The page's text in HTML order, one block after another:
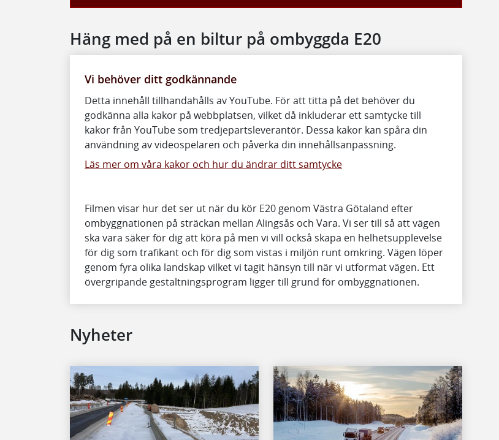
Häng med på en biltur på ombyggda E20
Vi behöver ditt godkännande
Detta innehåll tillhandahålls av YouTube. För att titta på det behöver du
godkänna alla kakor på webbplatsen, vilket då inkluderar ett samtycke till
kakor från YouTube som tredjepartsleverantör. Dessa kakor kan spåra din
användning av videospelaren och påverka din innehållsanpassning.
Läs mer om våra kakor och hur du ändrar ditt samtycke
Filmen visar hur det ser ut när du kör E20 genom Västra Götaland efter
ombyggnationen på sträckan mellan Alingsås och Vara. Vi ser till så att vägen
ska vara säker för dig att köra på men vi vill också skapa en helhetsupplevelse
för dig som trafikant och för dig som vistas i miljön runt omkring. Vägen löper
genom fyra olika landskap vilket vi tagit hänsyn till när vi utformat vägen. Ett
övergripande gestaltningsprogram ligger till grund för ombyggnationen.
Nyheter